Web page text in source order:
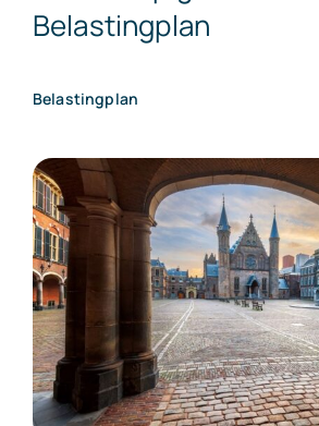
Belastingplan
Belastingplan